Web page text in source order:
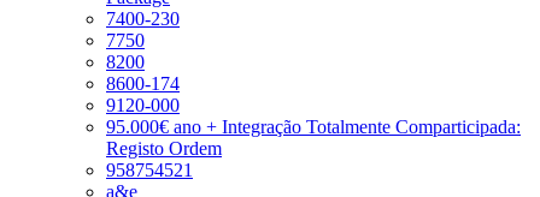
7400-230
7750
8200
8600-174
9120-000
95.000€ ano + Integração Totalmente Comparticipada:
Registo Ordem
958754521
a&e